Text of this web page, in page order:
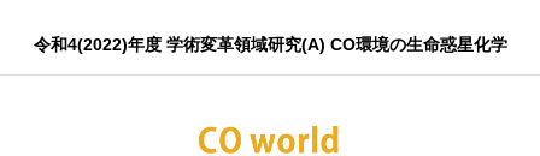
令和4(2022)年度 学術変革領域研究(A) CO環境の生命惑星化学